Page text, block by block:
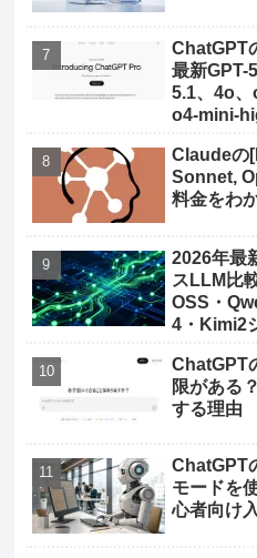
ChatGPT
最新GPT-
5.1、4o、
o4-mini-
Claudeの
Sonnet,
料金をわ
2026年最
スLLM比
OSS・
4・Kimi2
ChatGPT
限がある
する理由
ChatGPT
モードを
心者向け